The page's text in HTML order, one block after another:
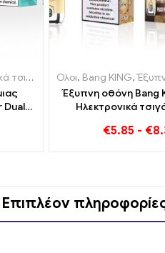
Λιθουανία ,
Dual
και
Ολοι, Bang KING,Έξυπνη
Έξυπνη οθόνη Bang
Ηλεκτρονικά
€5.85 - €
Επιπλέον